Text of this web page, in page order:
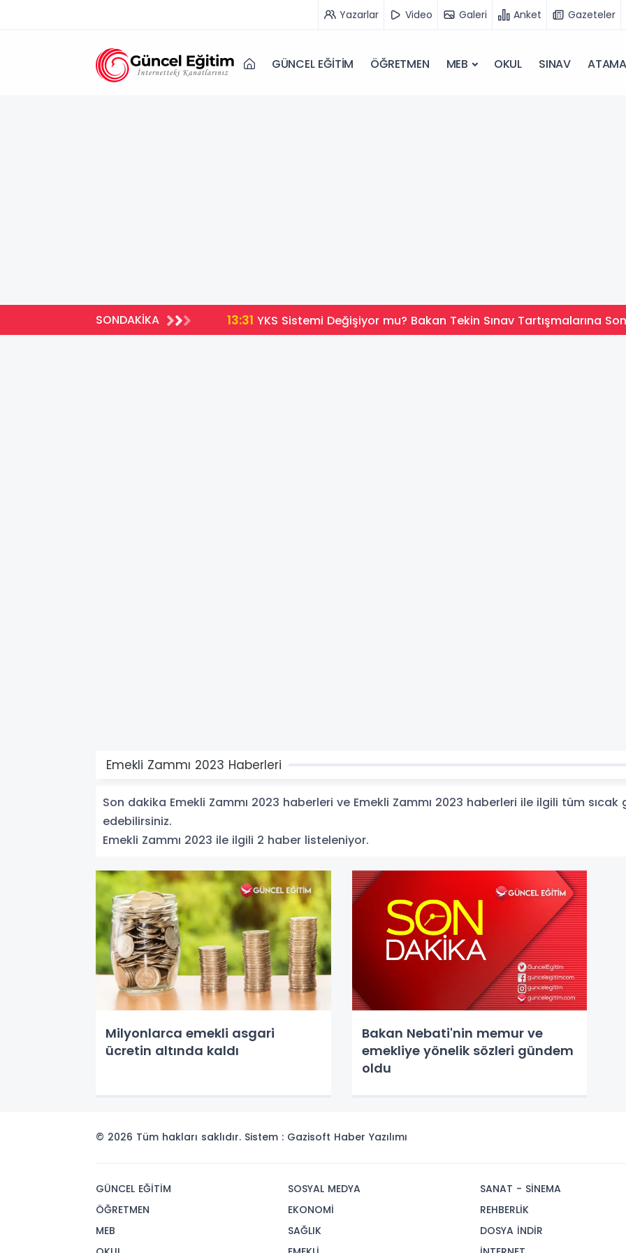
Yazarlar Video Galeri Anket Gazeteler
GÜNCEL EĞİTİM ÖĞRETMEN MEB OKUL SINAV ATAMA
SONDAKİKA 13:31 YKS Sistemi Değişiyor mu? Bakan Tekin Sınav Tartışmalarına
Emekli Zammı 2023 Haberleri
Son dakika Emekli Zammı 2023 haberleri ve Emekli Zammı 2023 haberleri ile ilgili tüm
edebilirsiniz.
Emekli Zammı 2023 ile ilgili 2 haber listeleniyor.
Milyonlarca emekli asgari
ücretin altında kaldı
Bakan Nebati'nin memur ve
emekliye yönelik sözleri gündem
oldu
© 2026 Tüm hakları saklıdır. Sistem : Gazisoft Haber Yazılımı
GÜNCEL EĞİTİM
ÖĞRETMEN
MEB
SOSYAL MEDYA
EKONOMİ
SAĞLIK
SANAT - SİNEMA
REHBERLİK
DOSYA İNDİR